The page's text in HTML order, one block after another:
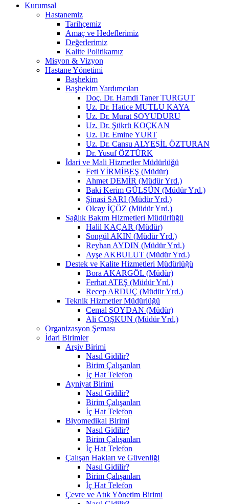
Kurumsal
Hastanemiz
Tarihçemiz
Amaç ve Hedeflerimiz
Değerlerimiz
Kalite Politikamız
Misyon & Vizyon
Hastane Yönetimi
Başhekim
Başhekim Yardımcıları
Doç. Dr. Hamdi Taner TURGUT
Uz. Dr. Hatice MUTLU KAYA
Uz. Dr. Murat SOYUDURU
Uz. Dr. Şükrü KOÇKAN
Uz. Dr. Emine YURT
Uz. Dr. Cansu ALYEŞİL ÖZTURAN
Dr. Yusuf ÖZTÜRK
İdari ve Mali Hizmetler Müdürlüğü
Feti YİRMİBEŞ (Müdür)
Ahmet DEMİR (Müdür Yrd.)
Baki Kerim GÜLSÜN (Müdür Yrd.)
Şinasi SARI (Müdür Yrd.)
Olcay İÇÖZ (Müdür Yrd.)
Sağlık Bakım Hizmetleri Müdürlüğü
Halil KAÇAR (Müdür)
Songül AKIN (Müdür Yrd.)
Reyhan AYDIN (Müdür Yrd.)
Ayşe AKBULUT (Müdür Yrd.)
Destek ve Kalite Hizmetleri Müdürlüğü
Bora AKARGÖL (Müdür)
Ferhat ATEŞ (Müdür Yrd.)
Recep ARDUÇ (Müdür Yrd.)
Teknik Hizmetler Müdürlüğü
Cemal SOYDAN (Müdür)
Ali COŞKUN (Müdür Yrd.)
Organizasyon Şeması
İdari Birimler
Arşiv Birimi
Nasıl Gidilir?
Birim Çalışanları
İç Hat Telefon
Ayniyat Birimi
Nasıl Gidilir?
Birim Çalışanları
İç Hat Telefon
Biyomedikal Birimi
Nasıl Gidilir?
Birim Çalışanları
İç Hat Telefon
Çalışan Hakları ve Güvenliği
Nasıl Gidilir?
Birim Çalışanları
İç Hat Telefon
Çevre ve Atık Yönetim Birimi